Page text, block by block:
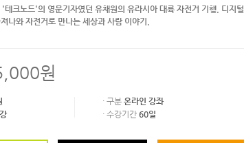
'테크노드'의 영문기자였던 유채원의 유라시아 대륙 자전거 기행. 디지털
나와 자전거로 만나는 세상과 사람 이야기.
원
· 구분 온라인 강좌
· 수강기간 60일